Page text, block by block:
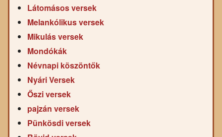
Látomásos versek
Melankólikus versek
Mikulás versek
Mondókák
Névnapi köszöntők
Nyári Versek
Őszi versek
pajzán versek
Pünkösdi versek